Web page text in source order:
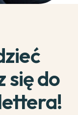
się do